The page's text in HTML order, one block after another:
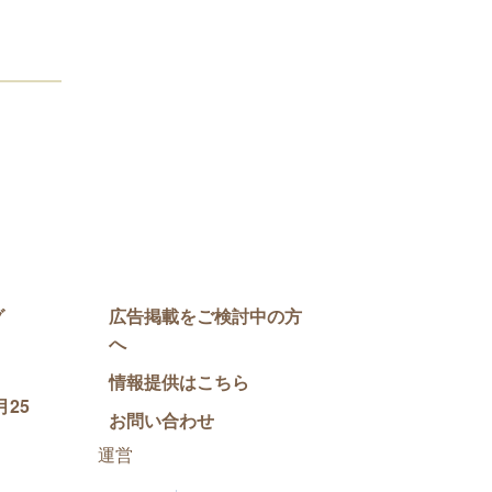
25
広告掲載をご検討中の方
へ
情報提供はこちら
お問い合わせ
運営